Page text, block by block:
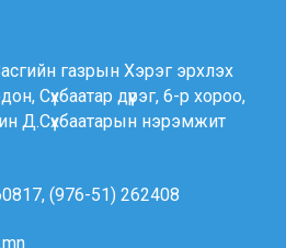
газрын Хэрэг эрхлэх
Сүхбаатар дүүрэг, 6-р хороо,
Д.Сүхбаатарын нэрэмжит
(976-51) 262408